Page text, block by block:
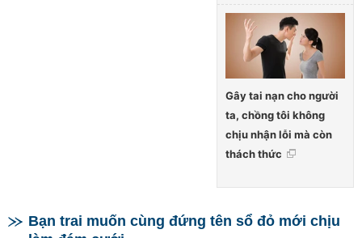
Gây tai nạn cho người
ta, chồng tôi không
chịu nhận lỗi mà còn
thách thức
Bạn trai muốn cùng đứng tên sổ đỏ mới chịu